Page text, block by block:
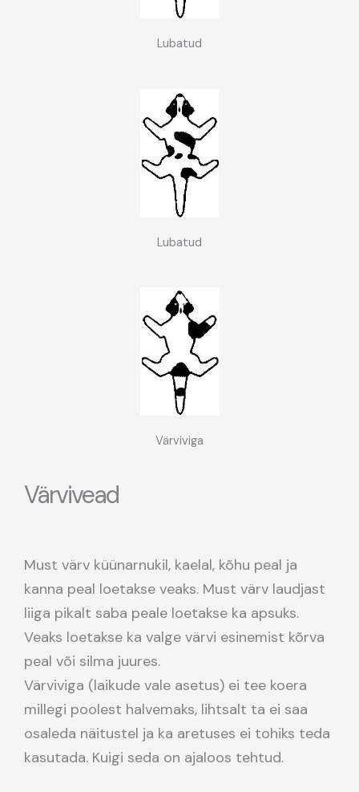
Lubatud
Lubatud
Värviviga
Värvivead
Must värv küünarnukil, kaelal, kõhu peal ja
kanna peal loetakse veaks. Must värv laudjast
liiga pikalt saba peale loetakse ka apsuks.
Veaks loetakse ka valge värvi esinemist kõrva
peal või silma juures.
Värviviga (laikude vale asetus) ei tee koera
millegi poolest halvemaks, lihtsalt ta ei saa
osaleda näitustel ja ka aretuses ei tohiks teda
kasutada. Kuigi seda on ajaloos tehtud.